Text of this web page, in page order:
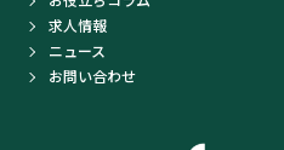
求人情報
ニュース
お問い合わせ